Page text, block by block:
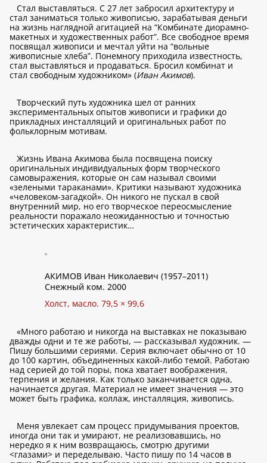
Стал выставляться. С 27 лет забросил архитектуру и
стал заниматься только живописью, зарабатывая деньги
на жизнь наглядной агитацией на “Комбинате диорамно-
макетных и художественных работ”. Все свободное время
посвящал живописи и мечтал уйти на “вольные
живописные хлеба”. Понемногу приходила известность,
стал выставляться и продаваться. Бросил комбинат и
стал свободным художником» (Иван Акимов).
Творческий путь художника шел от ранних
экспериментальных опытов живописи и графики до
прикладных инсталляций и оригинальных работ по
фольклорным мотивам.
Жизнь Ивана Акимова была посвящена поиску
оригинальных индивидуальных форм творческого
самовыражения, которые он сам называл своими
«зелеными тараканами». Критики называют художника
«человеком-загадкой». Он никого не пускал в свой
внутренний мир, но его творческое переосмысление
реальности поражало неожиданностью и точностью
эстетических характеристик…
АКИМОВ Иван Николаевич (1957–2011)
Снежный ком. 2000
Холст, масло. 79,5 × 99,6
«Много работаю и никогда на выставках не показываю
дважды одни и те же работы, — рассказывал художник. —
Пишу большими сериями. Серия включает обычно от 10
до 100 картин, объединенных какой-либо темой. Работаю
над серией до той поры, пока хватает воображения,
терпения и желания. Как только заканчивается одна,
начинается другая. Материал не имеет значения — это
может быть графика, коллаж, инсталляция, живопись.
Меня увлекает сам процесс придумывания проектов,
иногда они так и умирают, не реализовавшись, но
нередко я к ним возвращаюсь, смотрю другими
<глазами> и переделываю. Часто пишу по 14 часов в